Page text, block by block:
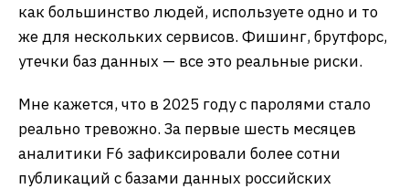
как большинство людей, используете одно и то
же для нескольких сервисов. Фишинг, брутфорс,
утечки баз данных — все это реальные риски.
Мне кажется, что в 2025 году с паролями стало
реально тревожно. За первые шесть месяцев
аналитики F6 зафиксировали более сотни
публикаций с базами данных российских